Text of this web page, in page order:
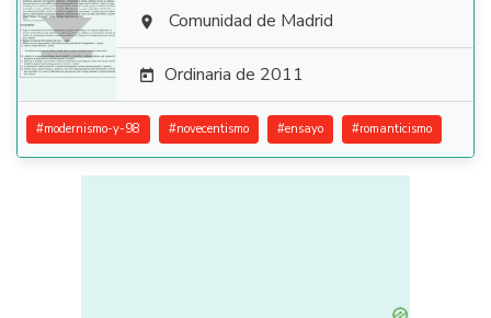
  Comunidad de Madrid
 Ordinaria de 2011
#modernismo-y-98 #novecentismo #ensayo #romanticismo